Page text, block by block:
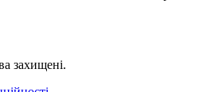
захищені.